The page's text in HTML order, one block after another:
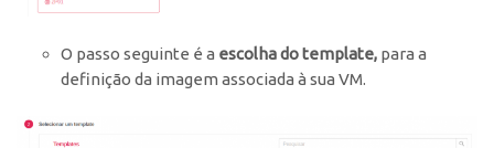
O passo seguinte é a escolha do template, para a
definição da imagem associada à sua VM.